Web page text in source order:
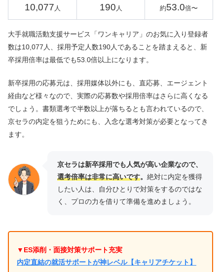
10,077 人 190 人 約53.0倍〜
大手就職活動支援サービス「ワンキャリア」のお気に入り登録者
数は10,077人、採用予定人数190人であることを踏まえると、新
卒採用倍率は最低でも53.0倍以上になります。
新卒採用の応募元は、採用媒体以外にも、直応募、エージェント
経由など様々なので、実際の応募数や採用倍率はさらに高くなる
でしょう。書類選考で半数以上が落ちるとも言われているので、
京セラの内定を狙うためにも、入念な選考対策が必要となってき
ます。
京セラは新卒採用でも人気が高い企業なので、
選考倍率は非常に高いです。 絶対に内定を獲得
したい人は、自分ひとりで対策をするのではな
く、プロの力を借りて準備を進めましょう。
▼ES添削・面接対策サポート充実
内定直結の就活サポートが神レベル【キャリアチケット】